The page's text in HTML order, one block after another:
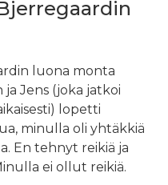
luona monta
Jens (joka jatkoi
lopetti
minulla oli yhtäkkiä
En tehnyt reikiä ja
ei ollut reikiä.